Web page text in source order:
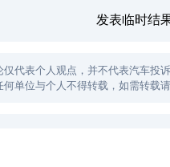
发表临时结
代表个人观点，并不代表汽车投
单位与个人不得转载，如需转载